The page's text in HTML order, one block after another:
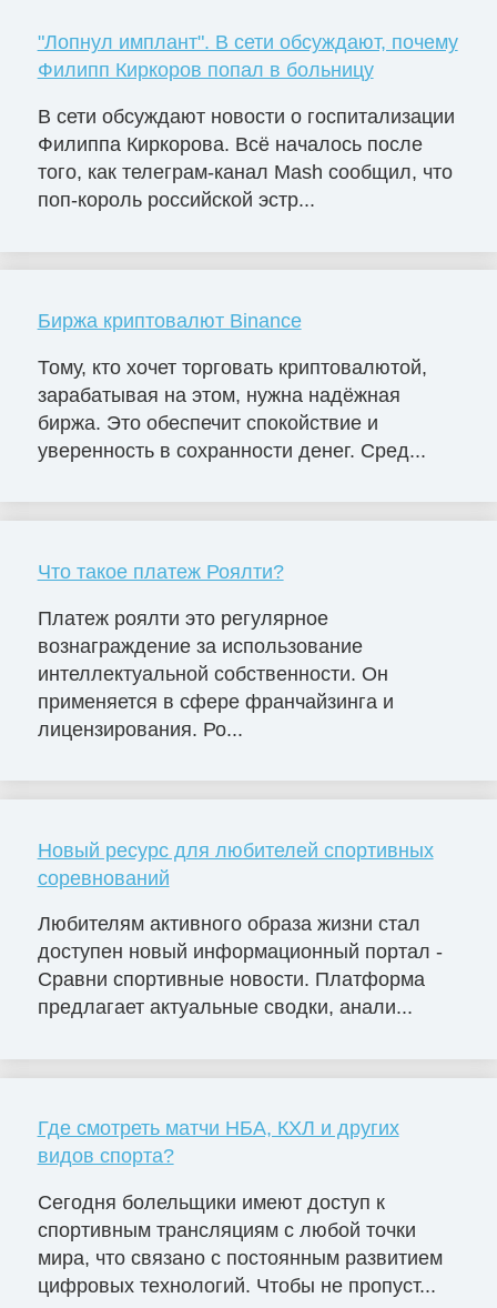
"Лопнул имплант". В сети обсуждают, почему
Филипп Киркоров попал в больницу
В сети обсуждают новости о госпитализации
Филиппа Киркорова. Всё началось после
того, как телеграм-канал Mash сообщил, что
поп-король российской эстр...
Биржа криптовалют Binance
Тому, кто хочет торговать криптовалютой,
зарабатывая на этом, нужна надёжная
биржа. Это обеспечит спокойствие и
уверенность в сохранности денег. Сред...
Что такое платеж Роялти?
Платеж роялти это регулярное
вознаграждение за использование
интеллектуальной собственности. Он
применяется в сфере франчайзинга и
лицензирования. Ро...
Новый ресурс для любителей спортивных
соревнований
Любителям активного образа жизни стал
доступен новый информационный портал -
Сравни спортивные новости. Платформа
предлагает актуальные сводки, анали...
Где смотреть матчи НБА, КХЛ и других
видов спорта?
Сегодня болельщики имеют доступ к
спортивным трансляциям с любой точки
мира, что связано с постоянным развитием
цифровых технологий. Чтобы не пропуст...